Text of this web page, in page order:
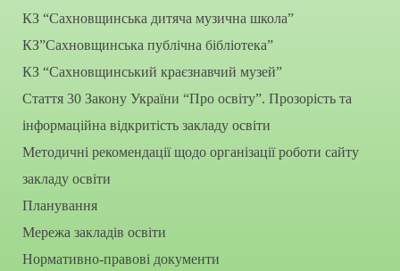
КЗ “Сахновщинська дитяча музична школа”
КЗ”Сахновщинська публічна бібліотека”
КЗ “Сахновщинський краєзнавчий музей”
Стаття 30 Закону України “Про освіту”. Прозорість та
інформаційна відкритість закладу освіти
Методичні рекомендації щодо організації роботи сайту
закладу освіти
Планування
Мережа закладів освіти
Нормативно-правові документи